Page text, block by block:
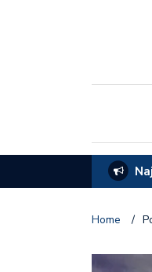
Sve je spremno za
Home
/